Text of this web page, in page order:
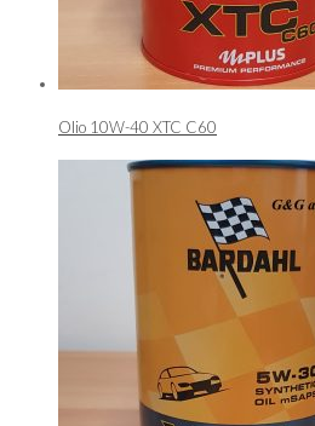
Olio 10W-40 XTC C60